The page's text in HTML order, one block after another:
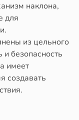
наклона,
для
из цельного
и безопасность
имеет
создавать